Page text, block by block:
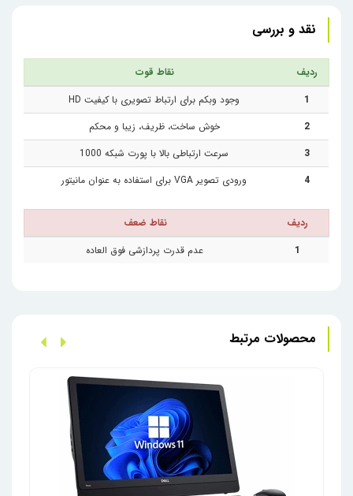
نقد و بررسی
ردیف
نقاط قوت
1
وجود وبکم برای ارتباط تصویری با کیفیت HD
2
خوش ساخت، ظریف، زیبا و محکم
3
سرعت ارتباطی بالا با پورت شبکه 1000
4
ورودی تصویر VGA برای استفاده به عنوان مانیتور
ردیف
نقاط ضعف
1
عدم قدرت پردازشی فوق العاده
محصولات مرتبط